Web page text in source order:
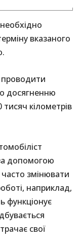
вказаного
досягненню
кілометрів
допомогою
змінювати
наприклад,
функціонує
свої